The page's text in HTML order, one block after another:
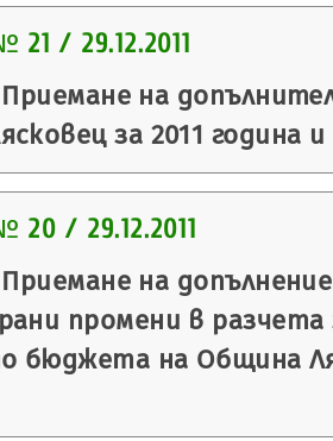
21 / 29.12.2011
Приемане на
за 2011 година
20 / 29.12.2011
Приемане на
промени в
бюджета на Община